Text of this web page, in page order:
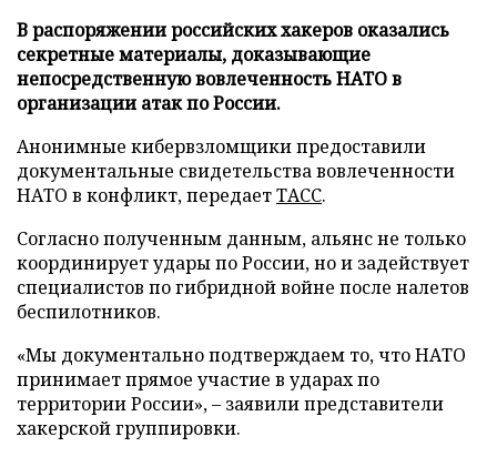
В распоряжении российских хакеров оказались
секретные материалы, доказывающие
непосредственную вовлеченность НАТО в
организации атак по России.
Анонимные кибервзломщики предоставили
документальные свидетельства вовлеченности
НАТО в конфликт, передаетТАСС.
Согласно полученным данным, альянс не только
координирует удары по России, но и задействует
специалистов по гибридной войне после налетов
беспилотников.
«Мы документально подтверждаем то, что НАТО
принимает прямое участие в ударах по
территории России», – заявили представители
хакерской группировки.